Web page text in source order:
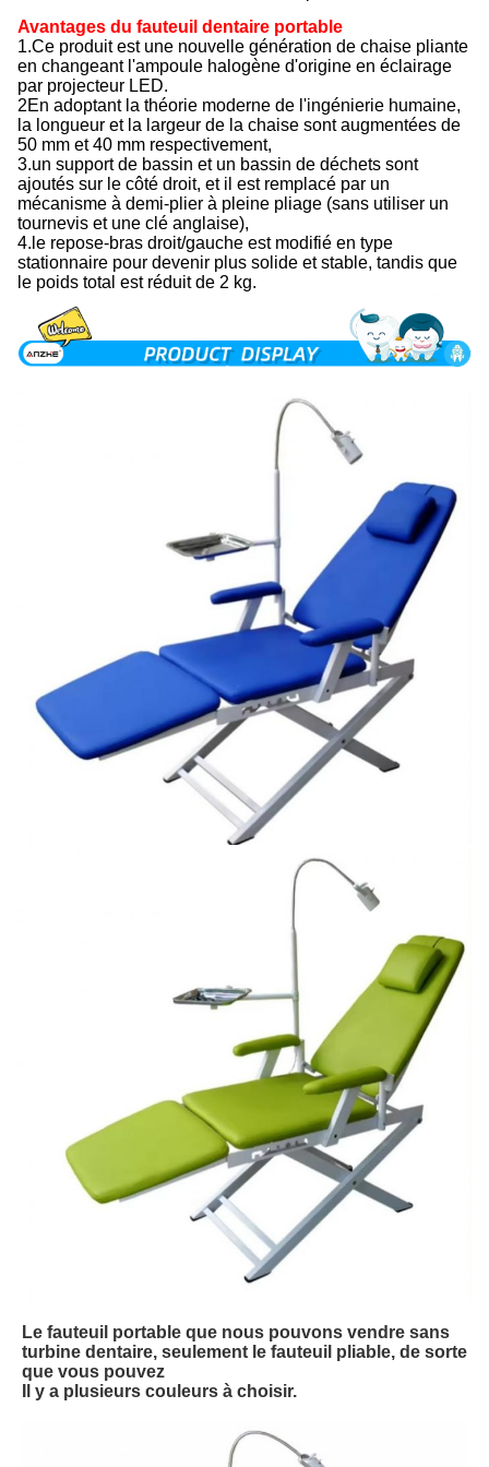
Avantages du fauteuil dentaire portable
1.Ce produit est une nouvelle génération de chaise pliante
en changeant l'ampoule halogène d'origine en éclairage
par projecteur LED.
2En adoptant la théorie moderne de l'ingénierie humaine,
la longueur et la largeur de la chaise sont augmentées de
50 mm et 40 mm respectivement,
3.un support de bassin et un bassin de déchets sont
ajoutés sur le côté droit, et il est remplacé par un
mécanisme à demi-plier à pleine pliage (sans utiliser un
tournevis et une clé anglaise),
4.le repose-bras droit/gauche est modifié en type
stationnaire pour devenir plus solide et stable, tandis que
le poids total est réduit de 2 kg.
Le fauteuil portable que nous pouvons vendre sans
turbine dentaire, seulement le fauteuil pliable, de sorte
que vous pouvez
Il y a plusieurs couleurs à choisir.